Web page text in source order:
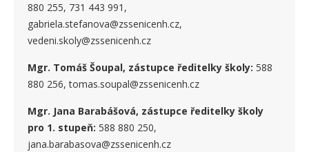
880 255, 731 443 991,
gabriela.stefanova@zssenicenh.cz,
vedeni.skoly@zssenicenh.cz
Mgr. Tomáš Šoupal, zástupce ředitelky školy: 588
880 256, tomas.soupal@zssenicenh.cz
Mgr. Jana Barabášová, zástupce ředitelky školy
pro 1. stupeň: 588 880 250,
jana.barabasova@zssenicenh.cz